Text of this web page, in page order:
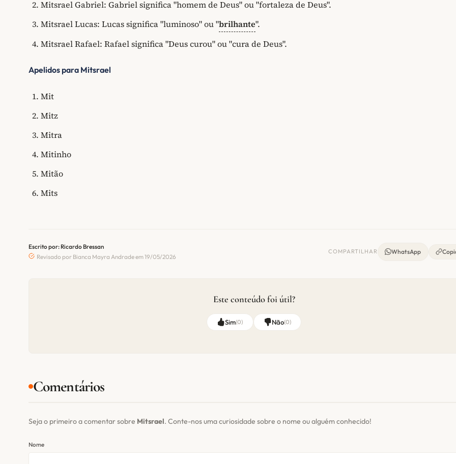
Mitsrael Gabriel: Gabriel significa "homem de Deus" ou "fortaleza de Deus".
Mitsrael Lucas: Lucas significa "luminoso" ou "brilhante".
Mitsrael Rafael: Rafael significa "Deus curou" ou "cura de Deus".
Apelidos para Mitsrael
Mit
Mitz
Mitra
Mitinho
Mitão
Mits
Escrito por: Ricardo Bressan
Revisado por Bianca Mayra Andrade em 19/05/2026
COMPARTILHAR WhatsApp
Este conteúdo foi útil?
Sim(0) Não(0)
Comentários
Seja o primeiro a comentar sobre Mitsrael. Conte-nos uma curiosidade sobre o nome ou alguém conhecido!
Nome